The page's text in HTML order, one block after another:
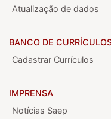
Atualização de dados
BANCO DE
Cadastrar Currículos
IMPRENSA
Notícias Saep